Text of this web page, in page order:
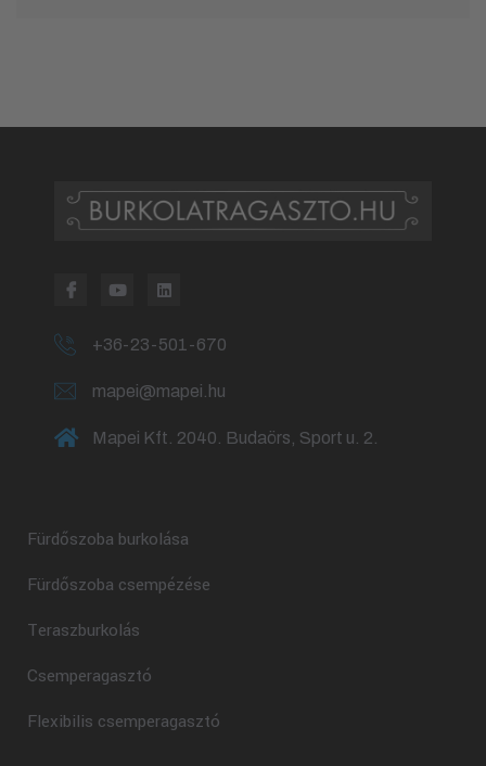
+36-23-501-670
mapei@mapei.hu
Mapei Kft. 2040. Budaörs, Sport u. 2.
Fürdőszoba burkolása
Fürdőszoba csempézése
Teraszburkolás
Csemperagasztó
Flexibilis csemperagasztó